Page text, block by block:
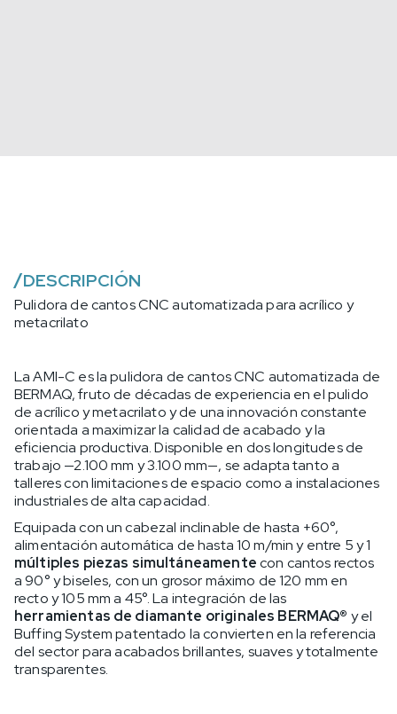
/DESCRIPCIÓN
Pulidora de cantos CNC automatizada para acrílico y
metacrilato
La AMI-C es la pulidora de cantos CNC automatizada de
BERMAQ, fruto de décadas de experiencia en el pulido
de acrílico y metacrilato y de una innovación constante
orientada a maximizar la calidad de acabado y la
eficiencia productiva. Disponible en dos longitudes de
trabajo —2.100 mm y 3.100 mm—, se adapta tanto a
talleres con limitaciones de espacio como a instalaciones
industriales de alta capacidad.
Equipada con un cabezal inclinable de hasta +60°,
alimentación automática de hasta 10 m/min y entre 5 y 1
múltiples piezas simultáneamentecon cantos rectos
a 90° y biseles, con un grosor máximo de 120 mm en
recto y 105 mm a 45°. La integración de las
herramientas de diamante originales BERMAQ® y el
Buffing System patentado la convierten en la referencia
del sector para acabados brillantes, suaves y totalmente
transparentes.